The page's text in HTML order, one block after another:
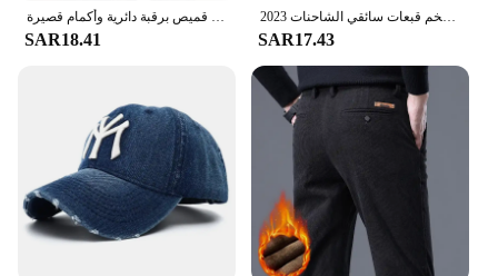
تي شيرت نسائي كاجوال أنيق وجذاب برسومات قناة - قميص برقبة دائرية وأكمام قصيرة
SAR18.41
2023 العصرية إلكتروني كبير التطريز الرجال الشتاء القبعات الأبيض البني امبسوول قبعة بيسبول للنساء الدافئة أفخم قبعات سائقي الشاحنات Gorras
SAR17.43